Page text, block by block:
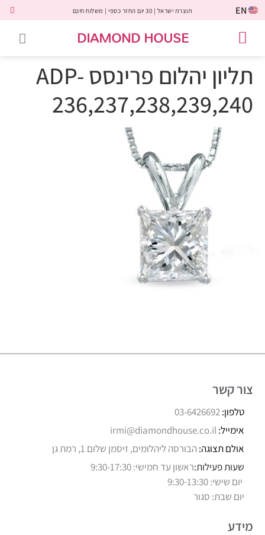
EN תוצרת ישראל | 30 יום החזר כספי | משלוח חינם
DIAMOND HOUSE
תליון יהלום פרינסס ADP-
236,237,238,239,240
צור קשר
טלפון:03-6426692
אימייל:irmi@diamondhouse.co.il
אולם תצוגה: הבורסה ליהלומים, זיסמן שלום 1, רמת גן
שעות פעילות:ראשון עד חמישי: 9:30-17:30
יום שישי: 9:30-13:30
יום שבת: סגור
מידע